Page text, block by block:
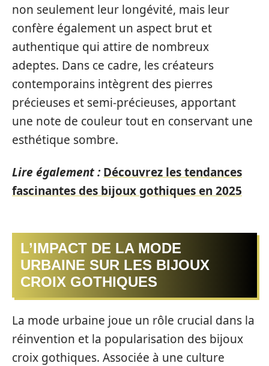
non seulement leur longévité, mais leur
confère également un aspect brut et
authentique qui attire de nombreux
adeptes. Dans ce cadre, les créateurs
contemporains intègrent des pierres
précieuses et semi-précieuses, apportant
une note de couleur tout en conservant une
esthétique sombre.
Lire également : Découvrez les tendances
fascinantes des bijoux gothiques en 2025
L’IMPACT DE LA MODE
URBAINE SUR LES BIJOUX
CROIX GOTHIQUES
La mode urbaine joue un rôle crucial dans la
réinvention et la popularisation des bijoux
croix gothiques. Associée à une culture